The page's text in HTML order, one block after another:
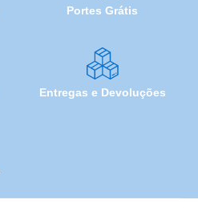
Portes Grátis
Entregas e Devoluções